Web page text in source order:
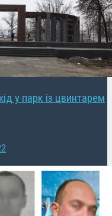
у парк із цвинтарем